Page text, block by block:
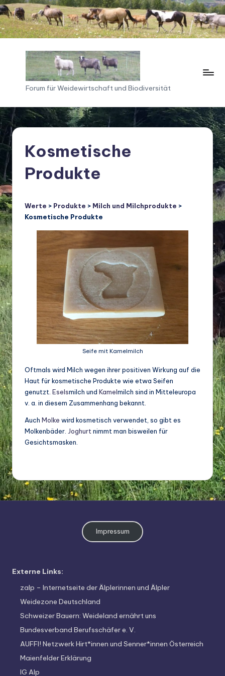
Skip
to
F
o
ru
f
ü
W
ei
ts
ft
u
n
d
Bi
v
e
t
Forum für Weidewirtschaft und Biodiversität
Kosmetische
Produkte
Werte > Produkte > Milch und Milchprodukte >
Kosmetische Produkte
Seife mit Kamelmilch
Oftmals wird Milch wegen ihrer positiven Wirkung auf die
Haut für kosmetische Produkte wie etwa Seifen
genutzt. Eselsmilch und Kamelmilch sind in Mitteleuropa
v. a. in diesem Zusammenhang bekannt.
Auch Molke wird kosmetisch verwendet, so gibt es
Molkenbäder. Joghurt nimmt man bisweilen für
Gesichtsmasken.
Impressum
Externe Links:
zalp – Internetseite der Älplerinnen und Älpler
Weidezone Deutschland
Schweizer Bauern: Weideland ernährt uns
Bundesverband Berufsschäfer e. V.
AUFFI! Netzwerk Hirt*innen und Senner*innen Österreich
Maienfelder Erklärung
IG Alp